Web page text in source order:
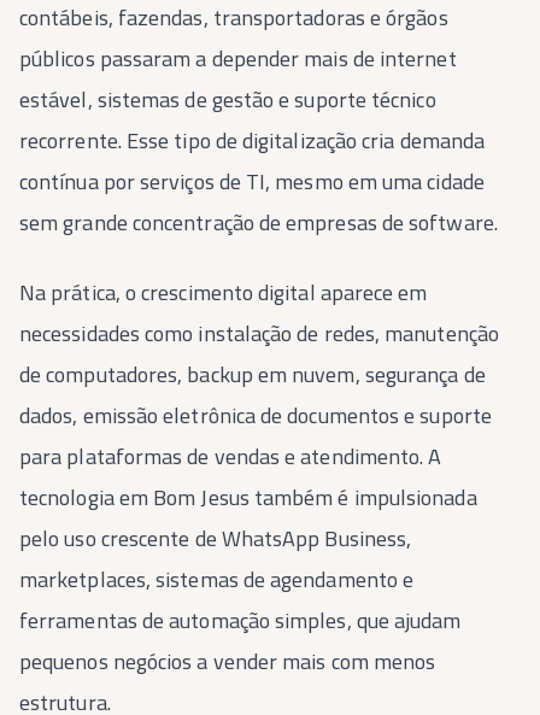
contábeis, fazendas, transportadoras e órgãos
públicos passaram a depender mais de internet
estável, sistemas de gestão e suporte técnico
recorrente. Esse tipo de digitalização cria demanda
contínua por serviços de TI, mesmo em uma cidade
sem grande concentração de empresas de software.
Na prática, o crescimento digital aparece em
necessidades como instalação de redes, manutenção
de computadores, backup em nuvem, segurança de
dados, emissão eletrônica de documentos e suporte
para plataformas de vendas e atendimento. A
tecnologia em Bom Jesus também é impulsionada
pelo uso crescente de WhatsApp Business,
marketplaces, sistemas de agendamento e
ferramentas de automação simples, que ajudam
pequenos negócios a vender mais com menos
estrutura.